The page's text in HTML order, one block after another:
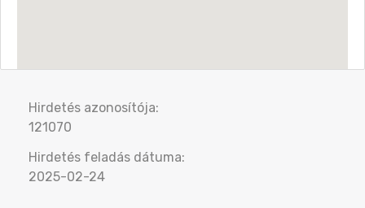
Hirdetés azonosítója:
121070
Hirdetés feladás dátuma:
2025-02-24